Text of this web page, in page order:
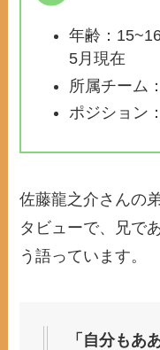
年齢：
5月現在
所属チーム
ポジション
佐藤龍之介さんの
タビューで、兄で
う語っています。
「自分もあ